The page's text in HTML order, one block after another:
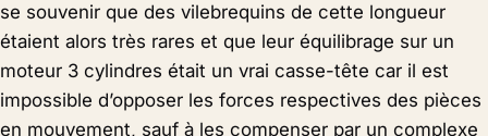
se souvenir que des vilebrequins de cette longueur
étaient alors très rares et que leur équilibrage sur un
moteur 3 cylindres était un vrai casse-tête car il est
impossible d’opposer les forces respectives des pièces
en mouvement, sauf à les compenser par un complexe